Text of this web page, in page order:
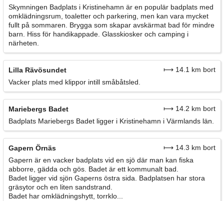
Skymningen Badplats i Kristinehamn är en populär badplats med
omklädningsrum, toaletter och parkering, men kan vara mycket
fullt på sommaren. Brygga som skapar avskärmat bad för mindre
barn. Hiss för handikappade. Glasskiosker och camping i
närheten.
Lilla Rävösundet
⟼ 14.1 km bort
Vacker plats med klippor intill småbåtsled.
Mariebergs Badet
⟼ 14.2 km bort
Badplats Mariebergs Badet ligger i Kristinehamn i Värmlands län.
Gapern Örnäs
⟼ 14.3 km bort
Gapern är en vacker badplats vid en sjö där man kan fiska
abborre, gädda och gös. Badet är ett kommunalt bad.
Badet ligger vid sjön Gaperns östra sida. Badplatsen har stora
gräsytor och en liten sandstrand.
Badet har omklädningshytt, torrklo...